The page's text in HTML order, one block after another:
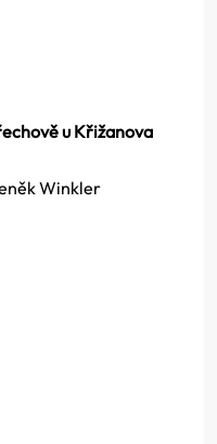
u Křižanova
Winkler